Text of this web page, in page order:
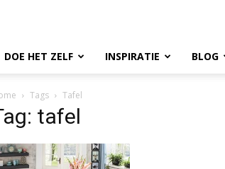
DOE HET ZELF INSPIRATIE BLOG
Tags Tafel
tafel